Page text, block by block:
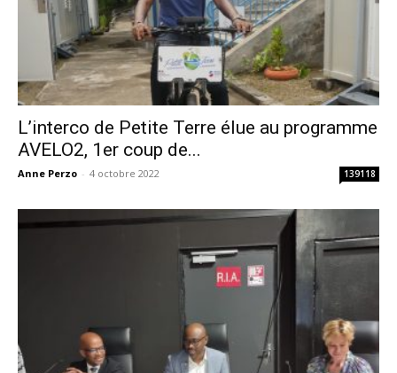
L’interco de Petite Terre élue au programme
AVELO2, 1er coup de...
Anne Perzo - 4 octobre 2022 139118